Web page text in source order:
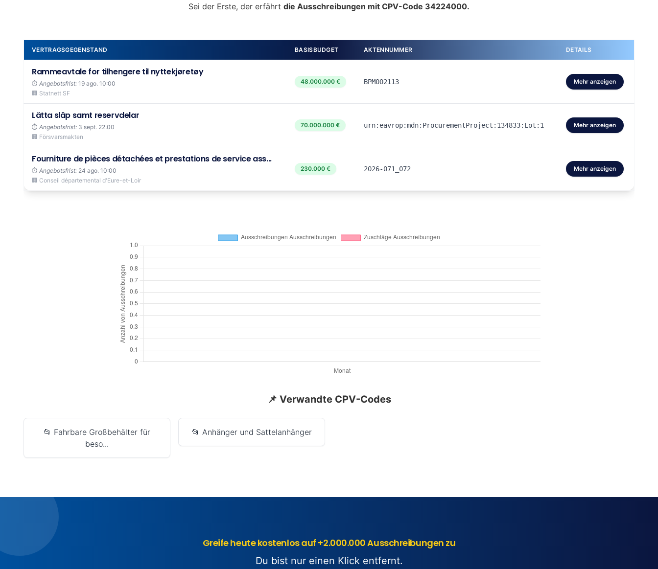
Sei der Erste, der erfährt die Ausschreibungen mit CPV-Code 34224000.
VERTRAGSGEGENSTAND BASISBUDGET AKTENNUMMER DETAILS
Rammeavtale for tilhengere til nyttekjøretøy
⏱️ Angebotsfrist: 19 ago. 10:00
🏢 Statnett SF
48.000.000 € BPM002113 Mehr anzeigen
Lätta släp samt reservdelar
⏱️ Angebotsfrist: 3 sept. 22:00
🏢 Försvarsmakten
70.000.000 € urn:eavrop:mdn:ProcurementProject:134833:Lot:1 Mehr anzeigen
Fourniture de pièces détachées et prestations de service ass...
⏱️ Angebotsfrist: 24 ago. 10:00
🏢 Conseil départemental d'Eure-et-Loir
230.000 € 2026-071_072 Mehr anzeigen
📌 Verwandte CPV-Codes
📂 Fahrbare Großbehälter für
beso...
📂 Anhänger und Sattelanhänger
Greife heute kostenlos auf +2.000.000 Ausschreibungen zu
Du bist nur einen Klick entfernt.